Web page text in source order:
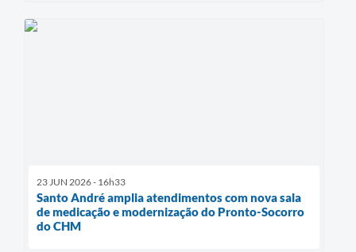
23 JUN 2026 - 16h33
Santo André amplia atendimentos com nova sala
de medicação e modernização do Pronto-Socorro
do CHM